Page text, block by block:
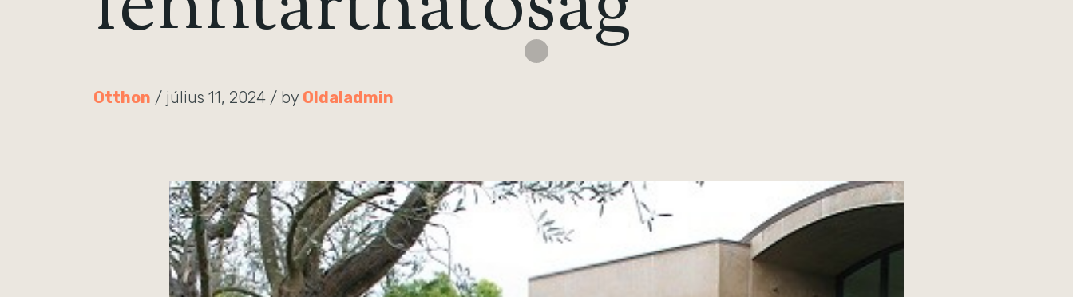
Otthon / július 11, 2024 / by Oldaladmin